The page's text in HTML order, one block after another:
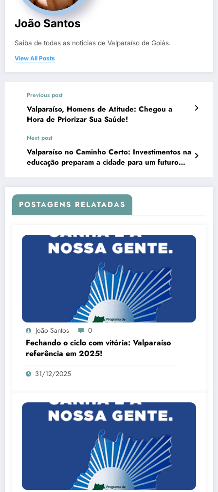
João Santos
Saiba de todas as noticias de Valparaíso de Goiás.
View All Posts
Previous post
Valparaíso, Homens de Atitude: Chegou a
Hora de Priorizar Sua Saúde!
Next post
Valparaíso no Caminho Certo: Investimentos na
educação preparam a cidade para um futuro
POSTAGENS RELATADAS
João Santos 0
Fechando o ciclo com vitória: Valparaíso
referência em 2025!
31/12/2025